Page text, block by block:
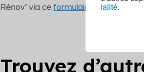
ialité.
Rénov’ via ce formulaire de contact.
Trouvez